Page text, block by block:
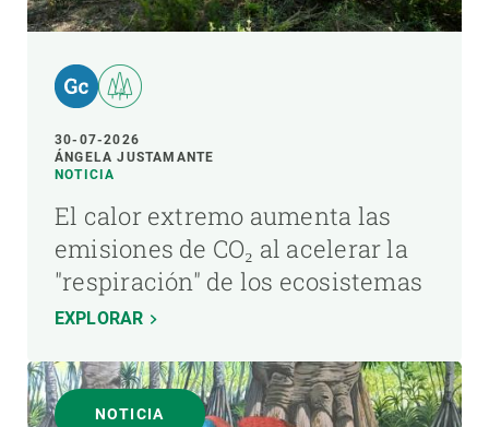
30-07-2026
ÁNGELA JUSTAMANTE
NOTICIA
El calor extremo aumenta las
emisiones de CO₂ al acelerar la
"respiración" de los ecosistemas
EXPLORAR
NOTICIA